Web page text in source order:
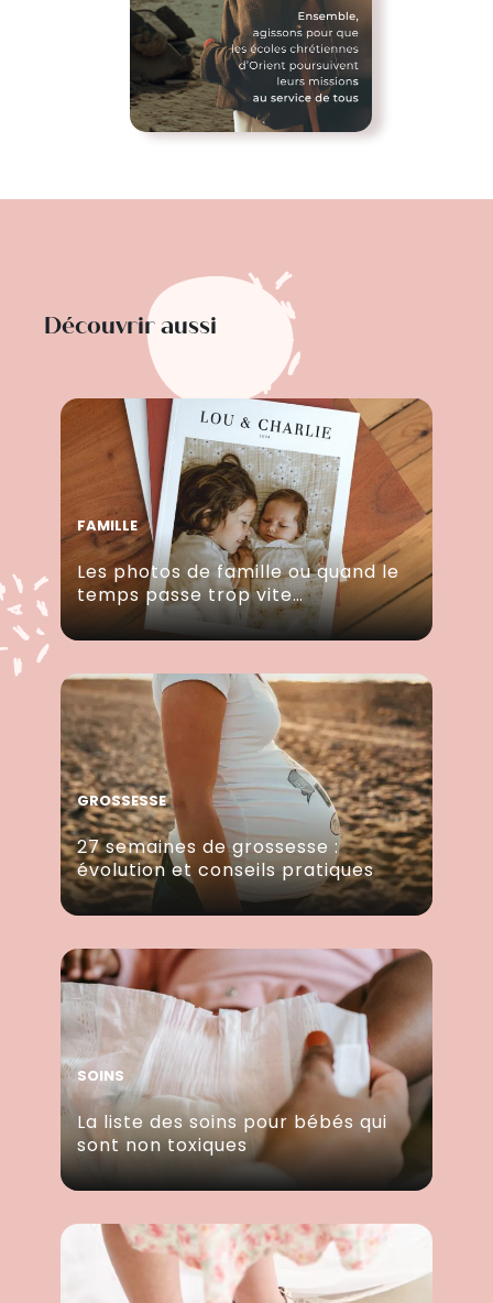
Découvrir aussi
FAMILLE
Les photos de famille ou quand le
temps passe trop vite…
GROSSESSE
27 semaines de grossesse :
évolution et conseils pratiques
SOINS
La liste des soins pour bébés qui
sont non toxiques